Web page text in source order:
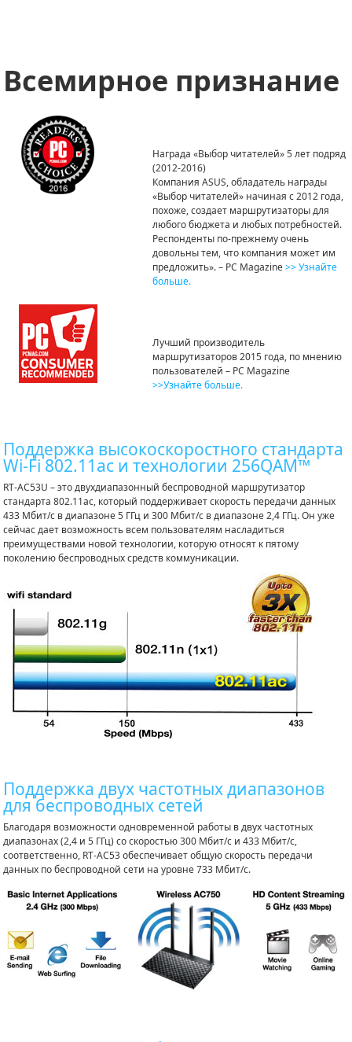
Всемирное признание
Награда «Выбор читателей» 5 лет подряд
(2012-2016)
Компания ASUS, обладатель награды
«Выбор читателей» начиная с 2012 года,
похоже, создает маршрутизаторы для
любого бюджета и любых потребностей.
Респонденты по-прежнему очень
довольны тем, что компания может им
предложить». – PC Magazine>> Узнайте
больше.
Лучший производитель
маршрутизаторов 2015 года, по мнению
пользователей – PC Magazine
>>Узнайте больше.
Поддержка высокоскоростного стандарта
Wi-Fi 802.11ac и технологии 256QAM™
RT-AC53U – это двухдиапазонный беспроводной маршрутизатор
стандарта 802.11ac, который поддерживает скорость передачи данных
433 Мбит/с в диапазоне 5 ГГц и 300 Мбит/с в диапазоне 2,4 ГГц. Он уже
сейчас дает возможность всем пользователям насладиться
преимуществами новой технологии, которую относят к пятому
поколению беспроводных средств коммуникации.
Поддержка двух частотных диапазонов
для беспроводных сетей
Благодаря возможности одновременной работы в двух частотных
диапазонах (2,4 и 5 ГГц) со скоростью 300 Мбит/с и 433 Мбит/с,
соответственно, RT-AC53 обеспечивает общую скорость передачи
данных по беспроводной сети на уровне 733 Мбит/с.